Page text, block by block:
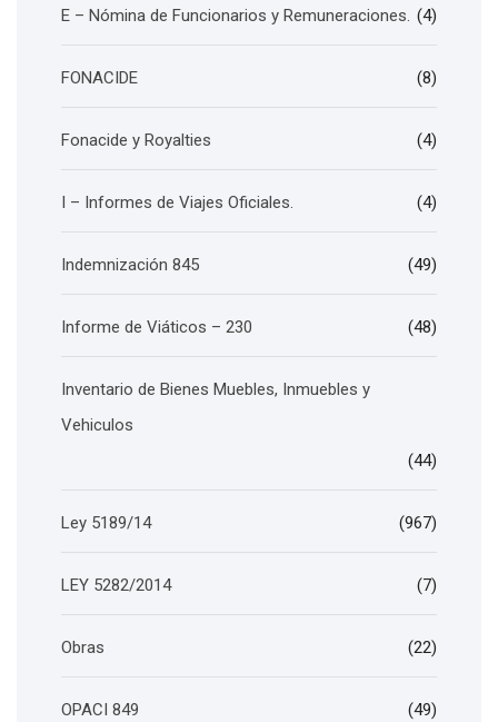
E – Nómina de Funcionarios y Remuneraciones. (4)
FONACIDE (8)
Fonacide y Royalties (4)
I – Informes de Viajes Oficiales. (4)
Indemnización 845 (49)
Informe de Viáticos – 230 (48)
Inventario de Bienes Muebles, Inmuebles y
Vehiculos
(44)
Ley 5189/14 (967)
LEY 5282/2014 (7)
Obras (22)
OPACI 849 (49)